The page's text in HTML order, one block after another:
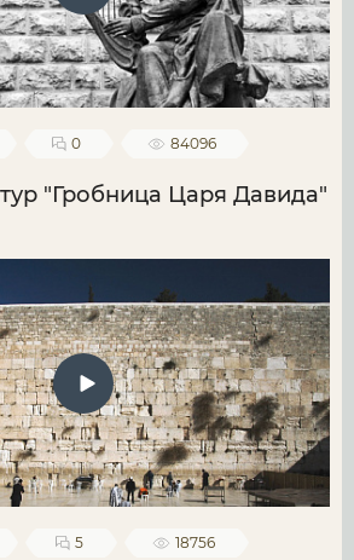
0 84096
"Гробница Царя Давида"
5 18756